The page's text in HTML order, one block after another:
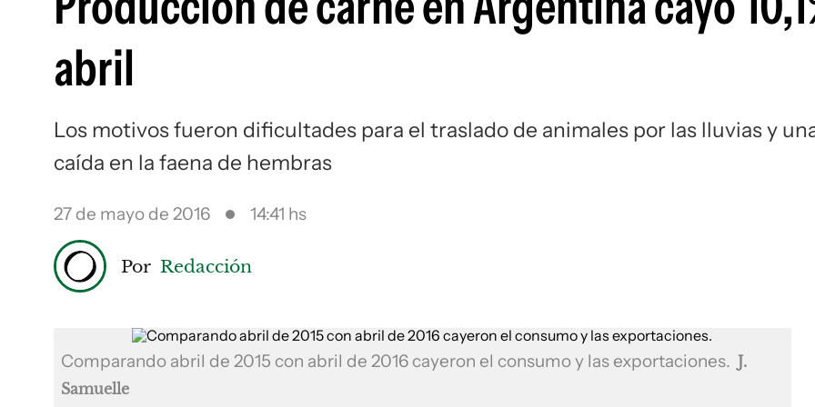
abril
Los motivos fueron dificultades para el traslado de animales por las lluvias y
caída en la faena de hembras
27 de mayo de 2016 14:41 hs
Por Redacción
Comparando abril de 2015 con abril de 2016 cayeron el consumo y las exportaciones. J.
Samuelle